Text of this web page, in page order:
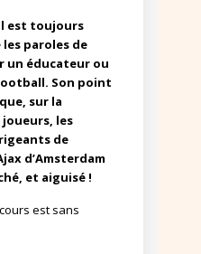
il est toujours
paroles de
un éducateur ou
Son point
sur la
les
de
d’Amsterdam
et aiguisé !
est sans